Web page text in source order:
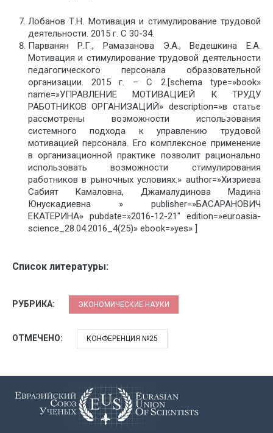
Лобанов Т.Н. Мотивация и стимулирование трудовой
деятельности. 2015 г. С 30-34.
Парванян Р.Г., Рамазанова Э.А., Ведешкина Е.А.
Мотивация и стимулирование трудовой деятельности
педагогического персонала образовательной
организации. 2015 г. – С 2.[schema type=»book»
name=»УПРАВЛЕНИЕ МОТИВАЦИЕЙ К ТРУДУ
РАБОТНИКОВ ОРГАНИЗАЦИЙ» description=»в статье
рассмотрены возможности использования
системного подхода к управлению трудовой
мотивацией персонала. Его комплексное применение
в организационной практике позволит рационально
использовать возможности стимулирования
работников в рыночных условиях.» author=»Хизриева
Сабият Камаловна, Джамалудинова Мадина
Юнускадиевна » publisher=»БАСАРАНОВИЧ
ЕКАТЕРИНА» pubdate=»2016-12-21″ edition=»euroasia-
science_28.04.2016_4(25)» ebook=»yes» ]
Список литературы:
РУБРИКА: ЭКОНОМИЧЕСКИЕ НАУКИ
ОТМЕЧЕНО: КОНФЕРЕНЦИЯ №25